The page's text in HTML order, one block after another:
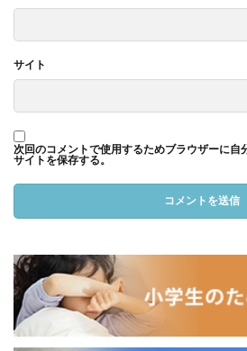
サイト
次回のコメントで使用するためブラウザーに自
サイトを保存する。